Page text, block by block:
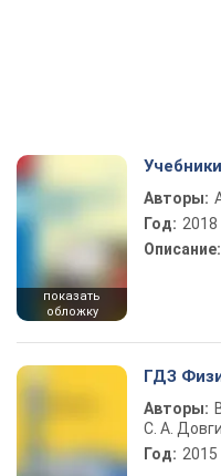
показать
обложку
Авторы:
Год: 2018
Описание:
ГДЗ
Авторы:
С. А.
Год: 2015